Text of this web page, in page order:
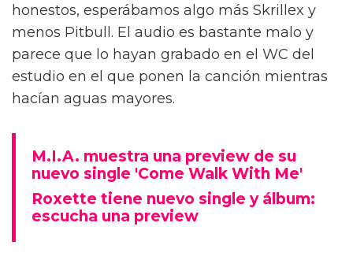
honestos, esperábamos algo más Skrillex y
menos Pitbull. El audio es bastante malo y
parece que lo hayan grabado en el WC del
estudio en el que ponen la canción mientras
hacían aguas mayores.
M.I.A. muestra una preview de su
nuevo single 'Come Walk With Me'
Roxette tiene nuevo single y álbum:
escucha una preview